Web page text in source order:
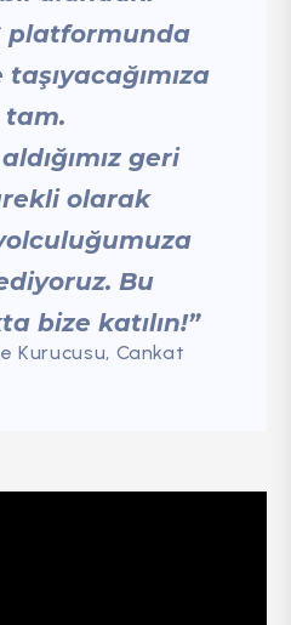
platformunda
tam.
geri
olarak
Bu
bize katılın!”
Kurucusu, Cankat